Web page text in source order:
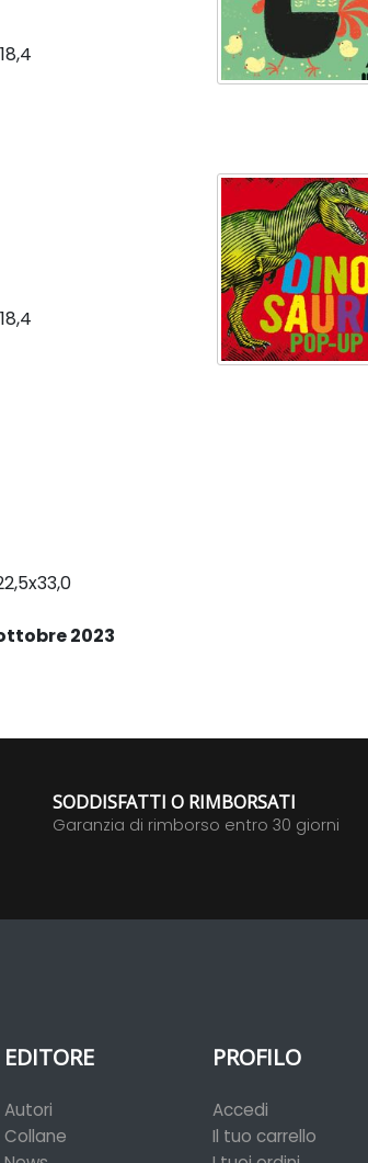
2023
SODDISFATTI O RIMBORSATI
Garanzia di rimborso entro 30 giorni
EDITORE
Autori
Collane
PROFILO
Accedi
Il tuo carrello